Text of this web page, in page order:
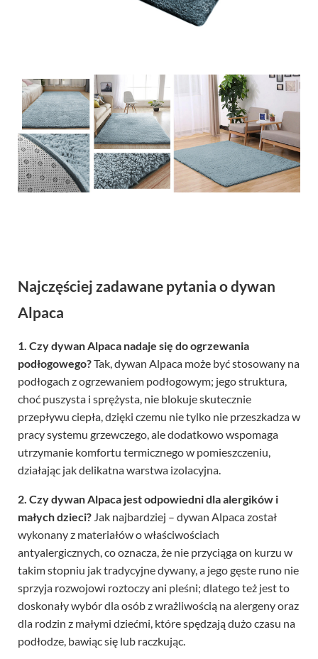
Najczęściej zadawane pytania o dywan
Alpaca
1. Czy dywan Alpaca nadaje się do ogrzewania
podłogowego?Tak, dywan Alpaca może być stosowany na
podłogach z ogrzewaniem podłogowym; jego struktura,
choć puszysta i sprężysta, nie blokuje skutecznie
przepływu ciepła, dzięki czemu nie tylko nie przeszkadza w
pracy systemu grzewczego, ale dodatkowo wspomaga
utrzymanie komfortu termicznego w pomieszczeniu,
działając jak delikatna warstwa izolacyjna.
2. Czy dywan Alpaca jest odpowiedni dla alergików i
małych dzieci? Jak najbardziej – dywan Alpaca został
wykonany z materiałów o właściwościach
antyalergicznych, co oznacza, że nie przyciąga on kurzu w
takim stopniu jak tradycyjne dywany, a jego gęste runo nie
sprzyja rozwojowi roztoczy ani pleśni; dlatego też jest to
doskonały wybór dla osób z wrażliwością na alergeny oraz
dla rodzin z małymi dziećmi, które spędzają dużo czasu na
podłodze, bawiąc się lub raczkując.